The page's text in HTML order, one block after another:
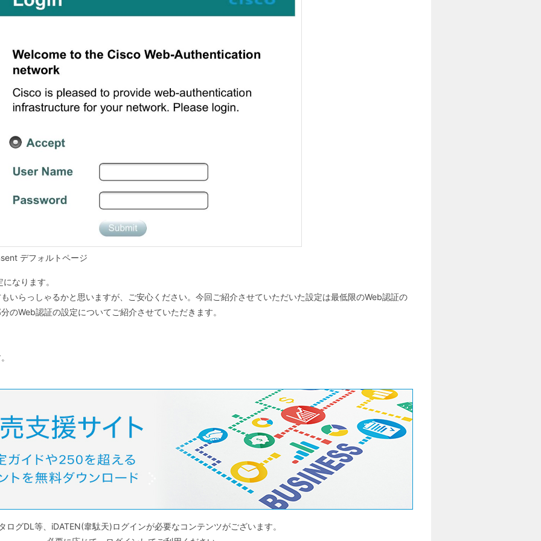
デフォルトページ
なります。
らっしゃるかと思いますが、ご安心ください。今回ご紹介させていただいた設定は最低限のWeb認証の
のWeb認証の設定についてご紹介させていただきます。
ログDL等、iDATEN(韋駄天)ログインが必要なコンテンツがございます。